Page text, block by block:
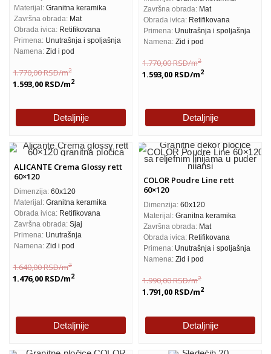
Materijal: Granitna keramika
Završna obrada: Mat
Obrada ivica: Retifikovana
Primena: Unutrašnja i spoljašnja
Namena: Zid i pod
1.770,00RSD/m2
1.593,00 RSD/m2
Detaljnije
Završna obrada: Mat
Obrada ivica: Retifikovana
Primena: Unutrašnja i spoljašnja
Namena: Zid i pod
1.770,00RSD/m2
1.593,00 RSD/m2
Detaljnije
ALICANTE Crema Glossy rett
60×120
Dimenzija: 60x120
Materijal: Granitna keramika
Obrada ivica: Retifikovana
Završna obrada: Sjaj
Primena: Unutrašnja
Namena: Zid i pod
1.640,00RSD/m2
1.476,00 RSD/m2
Detaljnije
COLOR Poudre Line rett
60×120
Dimenzija: 60x120
Materijal: Granitna keramika
Završna obrada: Mat
Obrada ivica: Retifikovana
Primena: Unutrašnja i spoljašnja
Namena: Zid i pod
1.990,00RSD/m2
1.791,00 RSD/m2
Detaljnije